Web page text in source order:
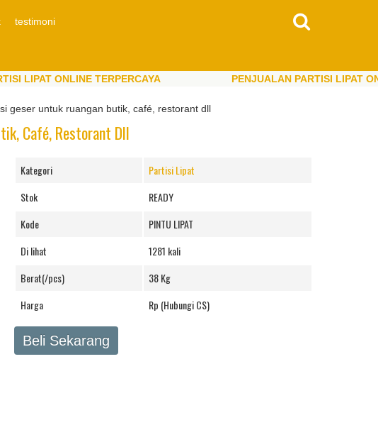
testimoni
ONLINE TERPERCAYA
PENJUALAN PARTISI LIPAT ONLINE
geser untuk ruangan butik, café, restorant dll
Café, Restorant Dll
Kategori
Partisi Lipat
Stok
READY
Kode
PINTU LIPAT
Di lihat
1281 kali
Berat(/pcs)
38 Kg
Harga
Rp (Hubungi CS)
Beli Sekarang